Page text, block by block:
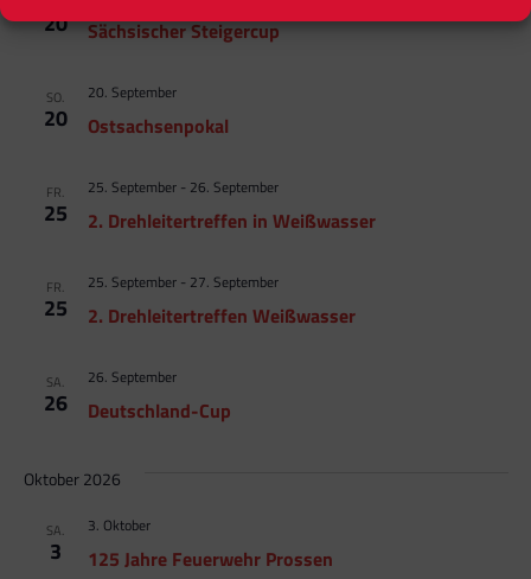
20 Sächsischer Steigercup
SO.
20 Ostsachsenpokal
20. September
FR.
25 2. Drehleitertreffen in Weißwasser
25. September- 26. September
FR.
25 2. Drehleitertreffen Weißwasser
25. September- 27. September
SA.
26 Deutschland-Cup
26. September
Oktober 2026
SA.
3 125 Jahre Feuerwehr Prossen
3. Oktober